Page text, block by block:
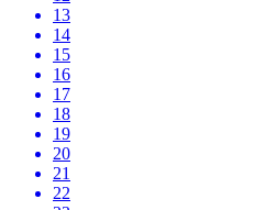
13
14
15
16
17
18
19
20
21
22